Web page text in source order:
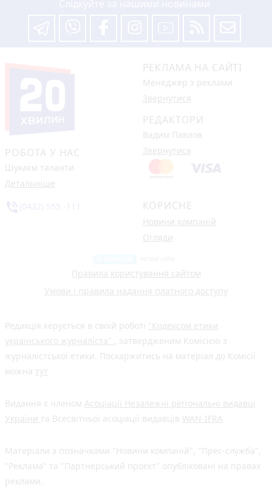
РОБОТА У НАС
Шукаєм таланти
Детальніше
РЕКЛАМА НА САЙТІ
Менеджер з реклами
Звернутися
РЕДАКТОРИ
Вадим Павлов
Звернутися
КОРИСНЕ
Новини компаній
Огляди
Правила користування сайтом
Умови і правила надання платного доступу
Редакція керується в своїй роботі "Кодексом етики
українського журналіста"
, затвердженим Комісією з
журналістської етики. Поскаржитись на матеріал до Комісії
можна тут
Видання є членом Асоціації Незалежні регіональні видавці
України та Всесвітньої асоціації видавців WAN-IFRA
Матеріали з позначками "Новини компаній", "Прес-служба",
"Реклама" та "Партнерський проєкт" опубліковані на правах
реклами.